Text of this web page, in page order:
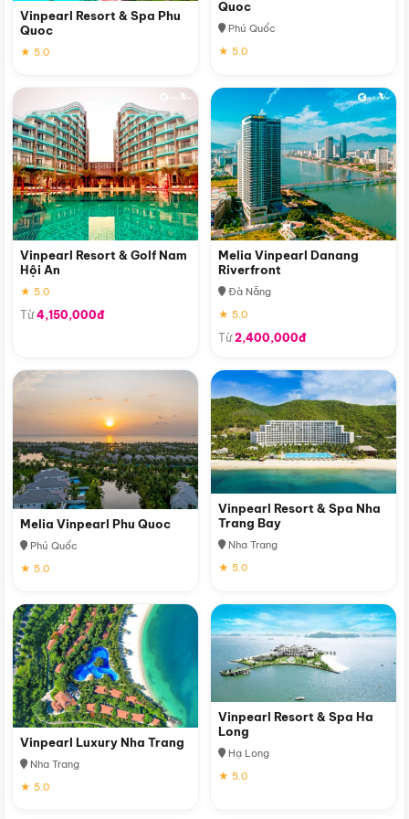
Vinpearl Resort & Spa Phu
Quoc
★ 5.0
Quoc
Phú Quốc
★ 5.0
Vinpearl Resort & Golf Nam
Hội An
★ 5.0
Từ4,150,000đ
Melia Vinpearl Danang
Riverfront
Đà Nẵng
★ 5.0
Từ2,400,000đ
Melia Vinpearl Phu Quoc
Phú Quốc
★ 5.0
Vinpearl Resort & Spa Nha
Trang Bay
Nha Trang
★ 5.0
Vinpearl Luxury Nha Trang
Nha Trang
★ 5.0
Vinpearl Resort & Spa Ha
Long
Hạ Long
★ 5.0